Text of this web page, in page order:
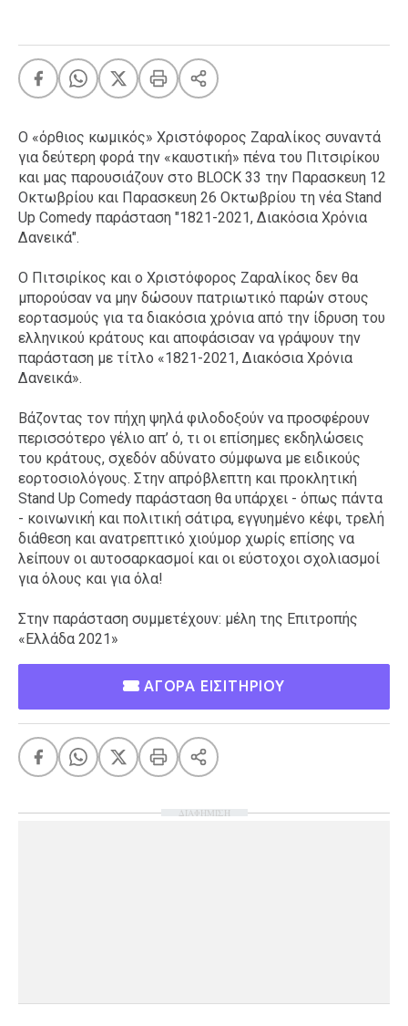
Agenda
Επιλογές
Εισιτήρια
Ο «όρθιος κωμικός» Χριστόφορος Ζαραλίκος συναντά
για δεύτερη φορά την «καυστική» πένα του Πιτσιρίκου
και μας παρουσιάζουν στο BLOCK 33 την Παρασκευη 12
Οκτωβρίου και Παρασκευη 26 Οκτωβρίου τη νέα Stand
Up Comedy παράσταση "1821-2021, Διακόσια Χρόνια
Δανεικά".
Ο Πιτσιρίκος και ο Χριστόφορος Ζαραλίκος δεν θα
μπορούσαν να μην δώσουν πατριωτικό παρών στους
εορτασμούς για τα διακόσια χρόνια από την ίδρυση του
ελληνικού κράτους και αποφάσισαν να γράψουν την
παράσταση με τίτλο «1821-2021, Διακόσια Χρόνια
Δανεικά».
Βάζοντας τον πήχη ψηλά φιλοδοξούν να προσφέρουν
περισσότερο γέλιο απ’ ό, τι οι επίσημες εκδηλώσεις
του κράτους, σχεδόν αδύνατο σύμφωνα με ειδικούς
εορτοσιολόγους. Στην απρόβλεπτη και προκλητική
Stand Up Comedy παράσταση θα υπάρχει - όπως πάντα
- κοινωνική και πολιτική σάτιρα, εγγυημένο κέφι, τρελή
διάθεση και ανατρεπτικό χιούμορ χωρίς επίσης να
λείπουν οι αυτοσαρκασμοί και οι εύστοχοι σχολιασμοί
για όλους και για όλα!
Στην παράσταση συμμετέχουν: μέλη της Επιτροπής
«Ελλάδα 2021»
ΑΓΟΡΑ ΕΙΣΙΤΗΡΙΟΥ
ΔΙΑΦΗΜΙΣΗ